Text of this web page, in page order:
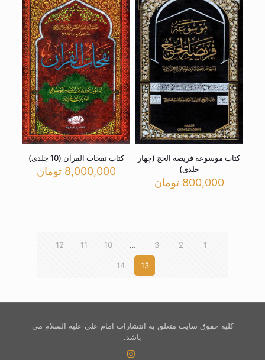
کتاب موسوعة فریضة الحج (چهار
جلدی)
800,000 تومان
کتاب نفحات القرآن (10 جلدی)
8,000,000 تومان
1
2
3
…
10
11
12
13
14
کلیه حقوق سایت متعلق به انتشارات امام علی علیه السلام می
باشد.